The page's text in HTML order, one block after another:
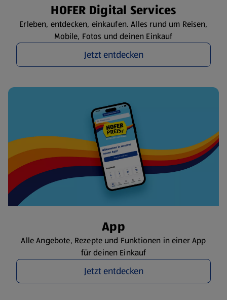
HOFER Digital Services
Erleben, entdecken, einkaufen. Alles rund um Reisen,
Mobile, Fotos und deinen Einkauf
Jetzt entdecken
App
Alle Angebote, Rezepte und Funktionen in einer App
für deinen Einkauf
Jetzt entdecken